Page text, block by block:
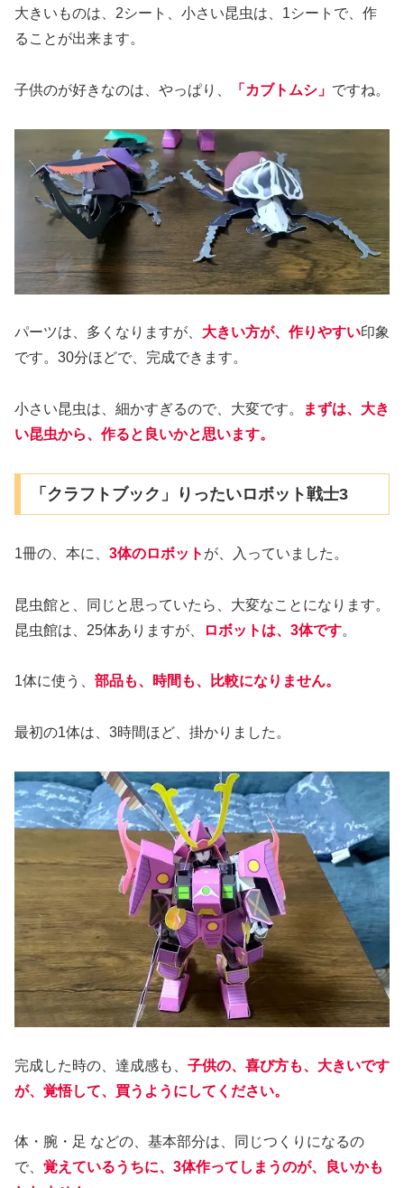
大きいものは、2シート、小さい昆虫は、1シートで、作
ることが出来ます。
子供のが好きなのは、やっぱり、 「カブトムシ」 ですね。
パーツは、多くなりますが、 大きい方が、作りやすい印象
です。30分ほどで、完成できます。
小さい昆虫は、細かすぎるので、大変です。
まずは、大き
い昆虫から、作ると良いかと思います。
「クラフトブック」りったいロボット戦士3
1冊の、本に、 3体のロボット が、入っていました。
昆虫館と、同じと思っていたら、大変なことになります。
昆虫館は、25体ありますが、
ロボットは、3体です。
1体に使う、 部品も、時間も、比較になりません。
最初の1体は、3時間ほど、掛かりました。
完成した時の、達成感も、 子供の、喜び方も、大きいです
が、覚悟して、買うようにしてください。
体・腕・足 などの、基本部分は、同じつくりになるの
で、 覚えているうちに、3体作ってしまうのが、良いかも